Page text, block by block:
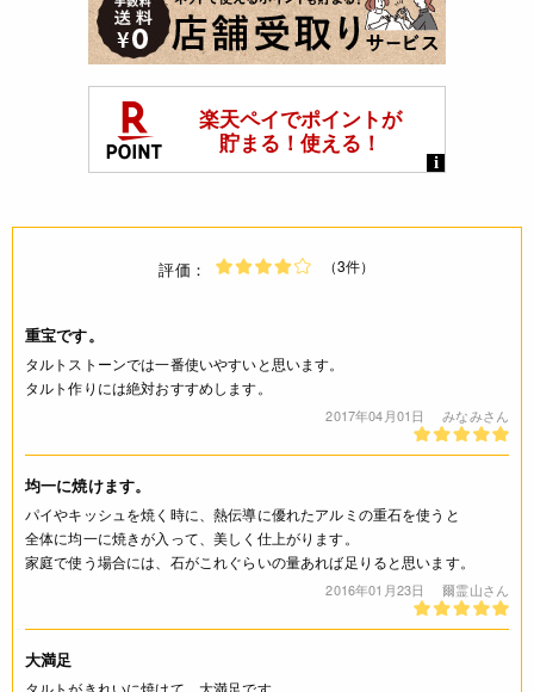
評価： （3件）
重宝です。
タルトストーンでは一番使いやすいと思います。
タルト作りには絶対おすすめします。
2017年04月01日 みなみさん
均一に焼けます。
パイやキッシュを焼く時に、熱伝導に優れたアルミの重石を使うと
全体に均一に焼きが入って、美しく仕上がります。
家庭で使う場合には、石がこれぐらいの量あれば足りると思います。
2016年01月23日 爾霊山さん
大満足